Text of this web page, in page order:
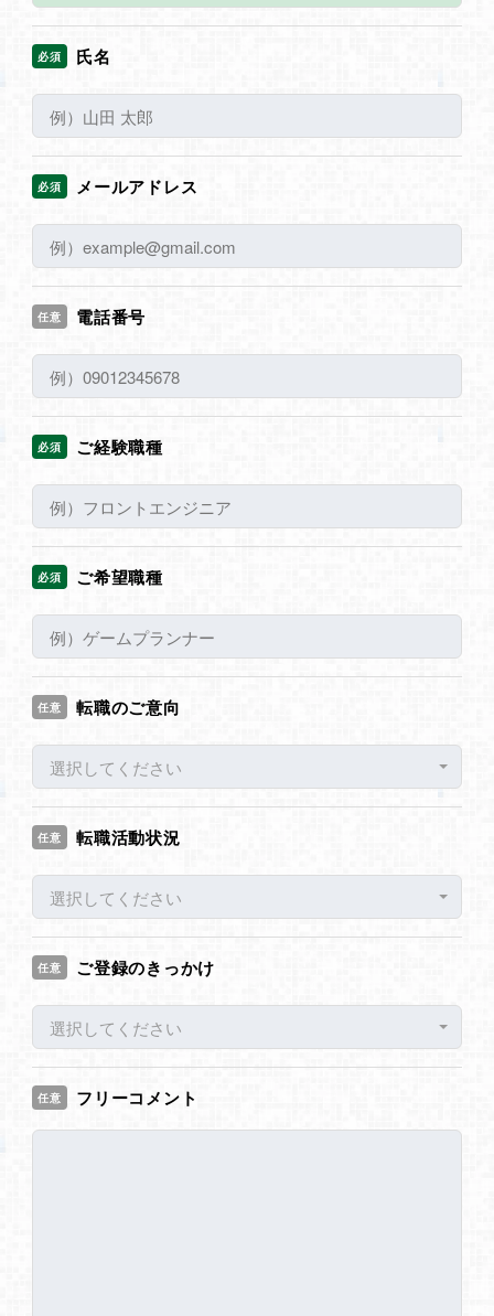
必須 氏名
必須 メールアドレス
任意 電話番号
必須 ご経験職種
必須 ご希望職種
任意 転職のご意向
選択してください
任意 転職活動状況
選択してください
任意 ご登録のきっかけ
選択してください
任意 フリーコメント